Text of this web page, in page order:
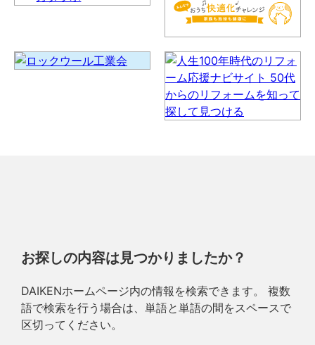
お探しの内容は見つかりましたか？
DAIKENホームページ内の情報を検索できます。 複数
語で検索を行う場合は、単語と単語の間をスペースで
区切ってください。